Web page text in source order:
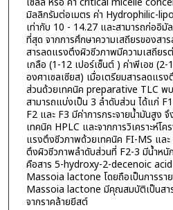
มิลลิกรัมต่อเมตร ค่า Hydrophilic-
เท่ากับ 10 - 14.27 และสามารถก่ออิมั
ที่สุด จากการศึกษาความเสถียรของส
สารลดแรงตึงผิวชีวภาพมีความเสถียร
เกลือ (1-12 เปอร์เซ็นต์ ) ค่าพีเอช
องศาเซลเซียส) เมื่อเตรียมสารลดแร
ส่วนด้วยเทคนิค preparative TLC พ
สามารถแบ่งเป็น 3 ลำดับส่วน ได้แก่
F2 และ F3 มีค่าการกระจายน้ำมันสูง
เทคนิค HPLC และจากการวิเคราะห์โ
แรงตึงชีวภาพด้วยเทคนิค FI-MS แล
ตึงผิวชีวภาพลำดับส่วนที่ F2-3 มีน้ำหนั
คือสาร 5-hydroxy-2-decenoic
Massoia lactone โดยถือเป็นการรา
Massoia lactone มีคุณสมบัติเป็นสา
จากราคล้ายยีสต์